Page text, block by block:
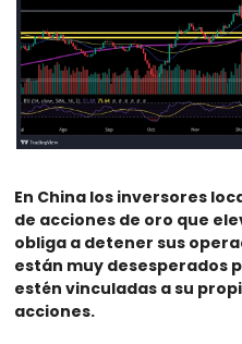
En China los inversores
de acciones de oro que
obliga a detener sus
están muy desesperados
estén vinculadas a su
acciones.